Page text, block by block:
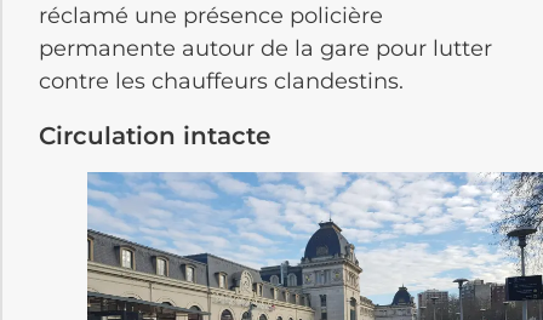
réclamé une présence policière
permanente autour de la gare pour lutter
contre les chauffeurs clandestins.
Circulation intacte